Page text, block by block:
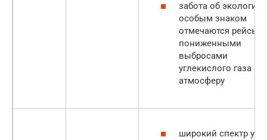
забота об экологии
особым знаком
отмечаются рейсы с
пониженными
выбросами
углекислого газа в
атмосферу
широкий спектр